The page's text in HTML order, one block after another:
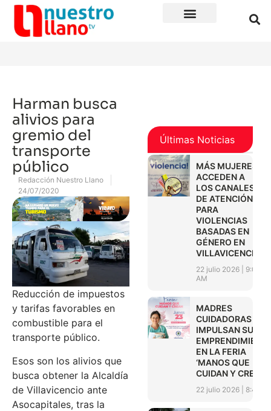
Harman busca
alivios para
gremio del
transporte
público
Redacción Nuestro Llano
24/07/2020
Reducción de impuestos
y tarifas favorables en
combustible para el
transporte público.
Esos son los alivios que
busca obtener la Alcaldía
de Villavicencio ante
Asocapitales, tras la
Últimas Noticias
MÁS MUJERES
ACCEDEN A
LOS CANALES
DE ATENCIÓN
PARA
VIOLENCIAS
BASADAS EN
GÉNERO EN
VILLAVICENCIO
22 julio 2026
9:01
AM
MADRES
CUIDADORAS
IMPULSAN SUS
EN LA FERIA
‘MANOS QUE
CUIDAN Y CREAN’
22 julio 2026 8:45